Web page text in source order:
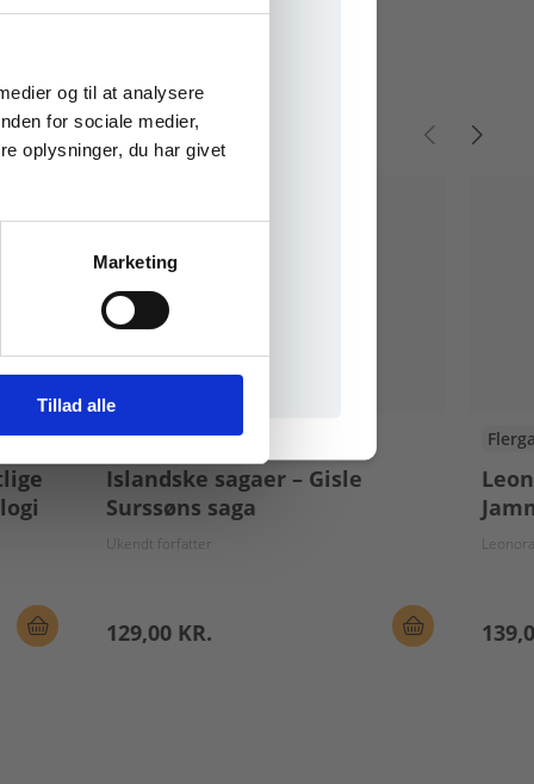
og til at analysere
for sociale medier,
oplysninger, du har givet
Marketing
Tillad alle
Flergangsbog
Islandske sagaer – Gisle
Surssøns saga
Ukendt forfatter
129,00 KR.
onlinematerialer